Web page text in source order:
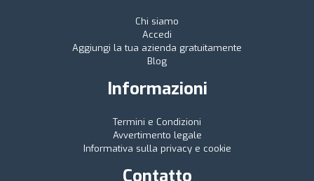
Chi siamo
Accedi
Aggiungi la tua azienda gratuitamente
Blog
Informazioni
Termini e Condizioni
Avvertimento legale
Informativa sulla privacy e cookie
Contatto